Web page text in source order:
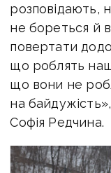
розповідають,
не бореться й
повертати
що роблять
що вони не
на
Софія Редчина.